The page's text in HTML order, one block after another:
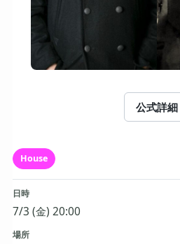
公式詳細
House
日時
7/3 (金) 20:00
場所